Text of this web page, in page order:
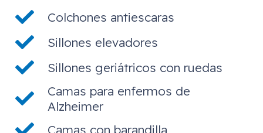
Colchones antiescaras
Sillones elevadores
Sillones geriátricos con ruedas
Camas para enfermos de
Alzheimer
Camas con barandilla